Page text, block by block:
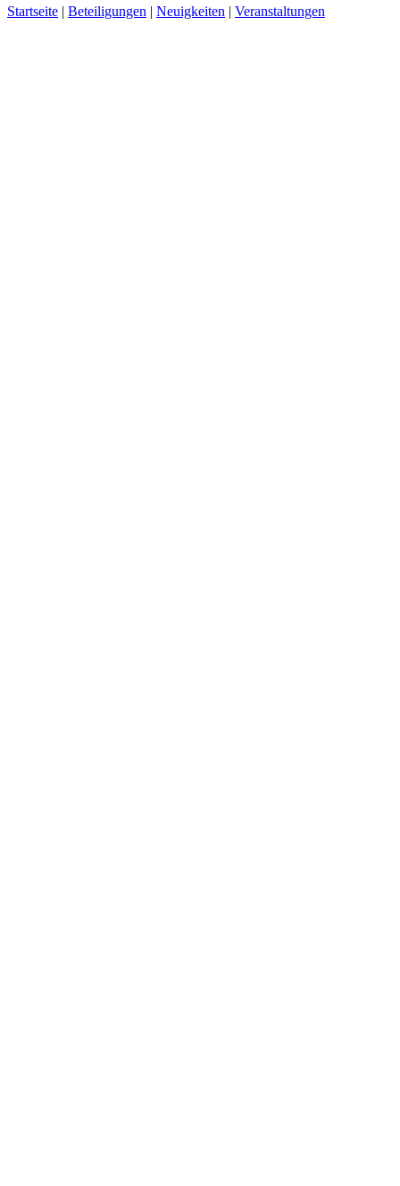
Startseite | Beteiligungen | Neuigkeiten | Veranstaltungen